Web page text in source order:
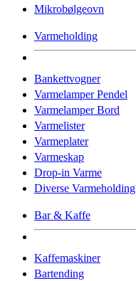
Mikrobølgeovn
Varmeholding
Bankettvogner
Varmelamper Pendel
Varmelamper Bord
Varmelister
Varmeplater
Varmeskap
Drop-in Varme
Diverse Varmeholding
Bar & Kaffe
Kaffemaskiner
Bartending